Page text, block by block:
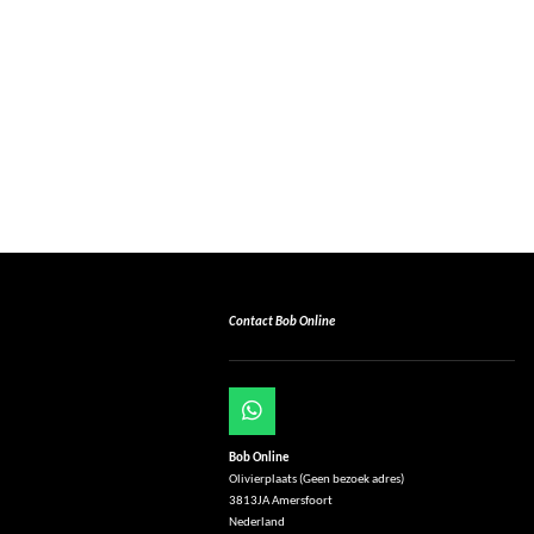
Contact Bob Online
W
h
a
t
s
A
Bob Online
Olivierplaats (Geen bezoek adres)
3813JA Amersfoort
Nederland